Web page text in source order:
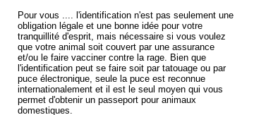
Pour vous .... l'identification n'est pas seulement une
obligation légale et une bonne idée pour votre
tranquillité d'esprit, mais nécessaire si vous voulez
que votre animal soit couvert par une assurance
et/ou le faire vacciner contre la rage. Bien que
l'identification peut se faire soit par tatouage ou par
puce électronique, seule la puce est reconnue
internationalement et il est le seul moyen qui vous
permet d'obtenir un passeport pour animaux
domestiques.